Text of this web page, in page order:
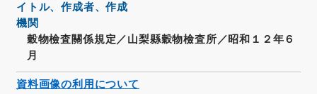
イトル、作成者、作成
機関
穀物檢査關係規定／山梨縣穀物檢査所／昭和１２年６
月
資料画像の利用について